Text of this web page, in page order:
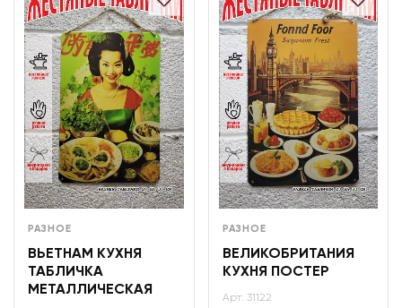
РАЗНОЕ
ВЬЕТНАМ КУХНЯ
ТАБЛИЧКА
МЕТАЛЛИЧЕСКАЯ
РАЗНОЕ
ВЕЛИКОБРИТАНИЯ
КУХНЯ ПОСТЕР
Арт: 31122